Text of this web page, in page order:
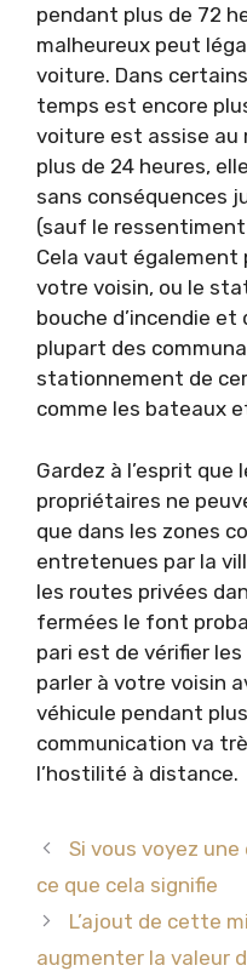
pendant plus de 72
malheureux peut
voiture. Dans
temps est encore
voiture est assise au
plus de 24 heures,
sans conséquences
(sauf le
Cela vaut également
votre voisin, ou le
bouche d’incendie
plupart des
stationnement de
comme les bateaux
Gardez à l’esprit
propriétaires ne
que dans les zones
entretenues par la
les routes privées
fermées le font
pari est de vérifier
parler à votre voisin
véhicule pendant
communication va
l’hostilité à distance.
Si vous voyez
ce que cela signifie
L’ajout de cette
augmenter la valeur